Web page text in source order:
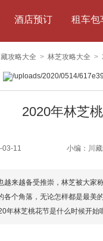
酒店预订 租车包
藏攻略大全 > 林芝攻略大全 >
2020年林芝
03-11 小编：川
来越备受推崇，林芝被大家
各个角落，无论怎样都是最
年林芝桃花节是什么时候开始